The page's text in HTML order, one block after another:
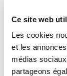
Ce site web
Les cookies
et les
médias
partageons